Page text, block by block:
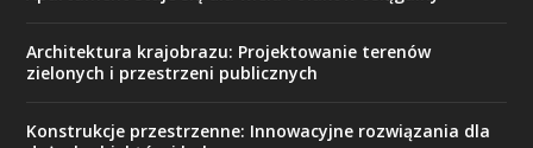
Architektura krajobrazu: Projektowanie terenów
zielonych i przestrzeni publicznych
Konstrukcje przestrzenne: Innowacyjne rozwiązania dla